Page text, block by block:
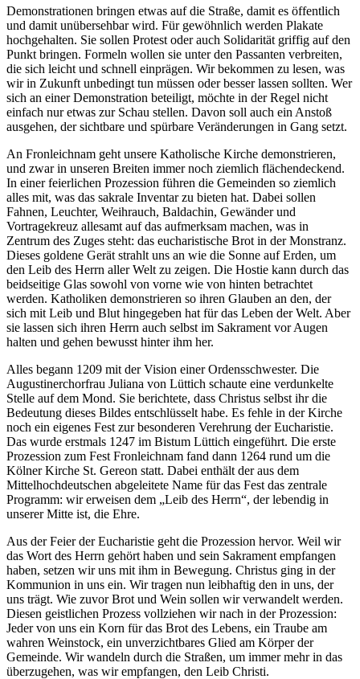
Demonstrationen bringen etwas auf die Straße, damit es öffentlich
und damit unübersehbar wird. Für gewöhnlich werden Plakate
hochgehalten. Sie sollen Protest oder auch Solidarität griffig auf den
Punkt bringen. Formeln wollen sie unter den Passanten verbreiten,
die sich leicht und schnell einprägen. Wir bekommen zu lesen, was
wir in Zukunft unbedingt tun müssen oder besser lassen sollten. Wer
sich an einer Demonstration beteiligt, möchte in der Regel nicht
einfach nur etwas zur Schau stellen. Davon soll auch ein Anstoß
ausgehen, der sichtbare und spürbare Veränderungen in Gang setzt.
An Fronleichnam geht unsere Katholische Kirche demonstrieren,
und zwar in unseren Breiten immer noch ziemlich flächendeckend.
In einer feierlichen Prozession führen die Gemeinden so ziemlich
alles mit, was das sakrale Inventar zu bieten hat. Dabei sollen
Fahnen, Leuchter, Weihrauch, Baldachin, Gewänder und
Vortragekreuz allesamt auf das aufmerksam machen, was in
Zentrum des Zuges steht: das eucharistische Brot in der Monstranz.
Dieses goldene Gerät strahlt uns an wie die Sonne auf Erden, um
den Leib des Herrn aller Welt zu zeigen. Die Hostie kann durch das
beidseitige Glas sowohl von vorne wie von hinten betrachtet
werden. Katholiken demonstrieren so ihren Glauben an den, der
sich mit Leib und Blut hingegeben hat für das Leben der Welt. Aber
sie lassen sich ihren Herrn auch selbst im Sakrament vor Augen
halten und gehen bewusst hinter ihm her.
Alles begann 1209 mit der Vision einer Ordensschwester. Die
Augustinerchorfrau Juliana von Lüttich schaute eine verdunkelte
Stelle auf dem Mond. Sie berichtete, dass Christus selbst ihr die
Bedeutung dieses Bildes entschlüsselt habe. Es fehle in der Kirche
noch ein eigenes Fest zur besonderen Verehrung der Eucharistie.
Das wurde erstmals 1247 im Bistum Lüttich eingeführt. Die erste
Prozession zum Fest Fronleichnam fand dann 1264 rund um die
Kölner Kirche St. Gereon statt. Dabei enthält der aus dem
Mittelhochdeutschen abgeleitete Name für das Fest das zentrale
Programm: wir erweisen dem „Leib des Herrn“, der lebendig in
unserer Mitte ist, die Ehre.
Aus der Feier der Eucharistie geht die Prozession hervor. Weil wir
das Wort des Herrn gehört haben und sein Sakrament empfangen
haben, setzen wir uns mit ihm in Bewegung. Christus ging in der
Kommunion in uns ein. Wir tragen nun leibhaftig den in uns, der
uns trägt. Wie zuvor Brot und Wein sollen wir verwandelt werden.
Diesen geistlichen Prozess vollziehen wir nach in der Prozession:
Jeder von uns ein Korn für das Brot des Lebens, ein Traube am
wahren Weinstock, ein unverzichtbares Glied am Körper der
Gemeinde. Wir wandeln durch die Straßen, um immer mehr in das
überzugehen, was wir empfangen, den Leib Christi.